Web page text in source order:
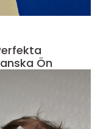
Ön